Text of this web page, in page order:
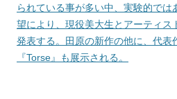
られている事が多い中、実験的で
望により、現役美大生とアーティス
発表する。田原の新作の他に、代表
『Torse』も展示される。